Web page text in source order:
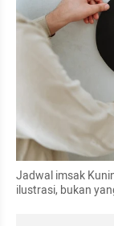
Jadwal imsak
ilustrasi, bukan